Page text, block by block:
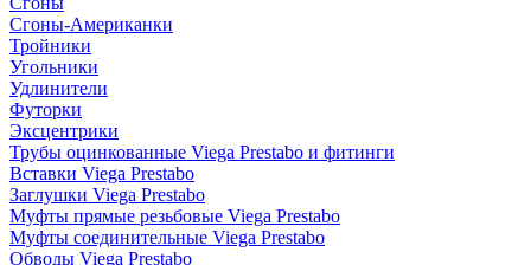
Сгоны-Американки
Тройники
Угольники
Удлинители
Футорки
Эксцентрики
Трубы оцинкованные Viega Prestabo и фитинги
Вставки Viega Prestabo
Заглушки Viega Prestabo
Муфты прямые резьбовые Viega Prestabo
Муфты соединительные Viega Prestabo
Обводы Viega Prestabo